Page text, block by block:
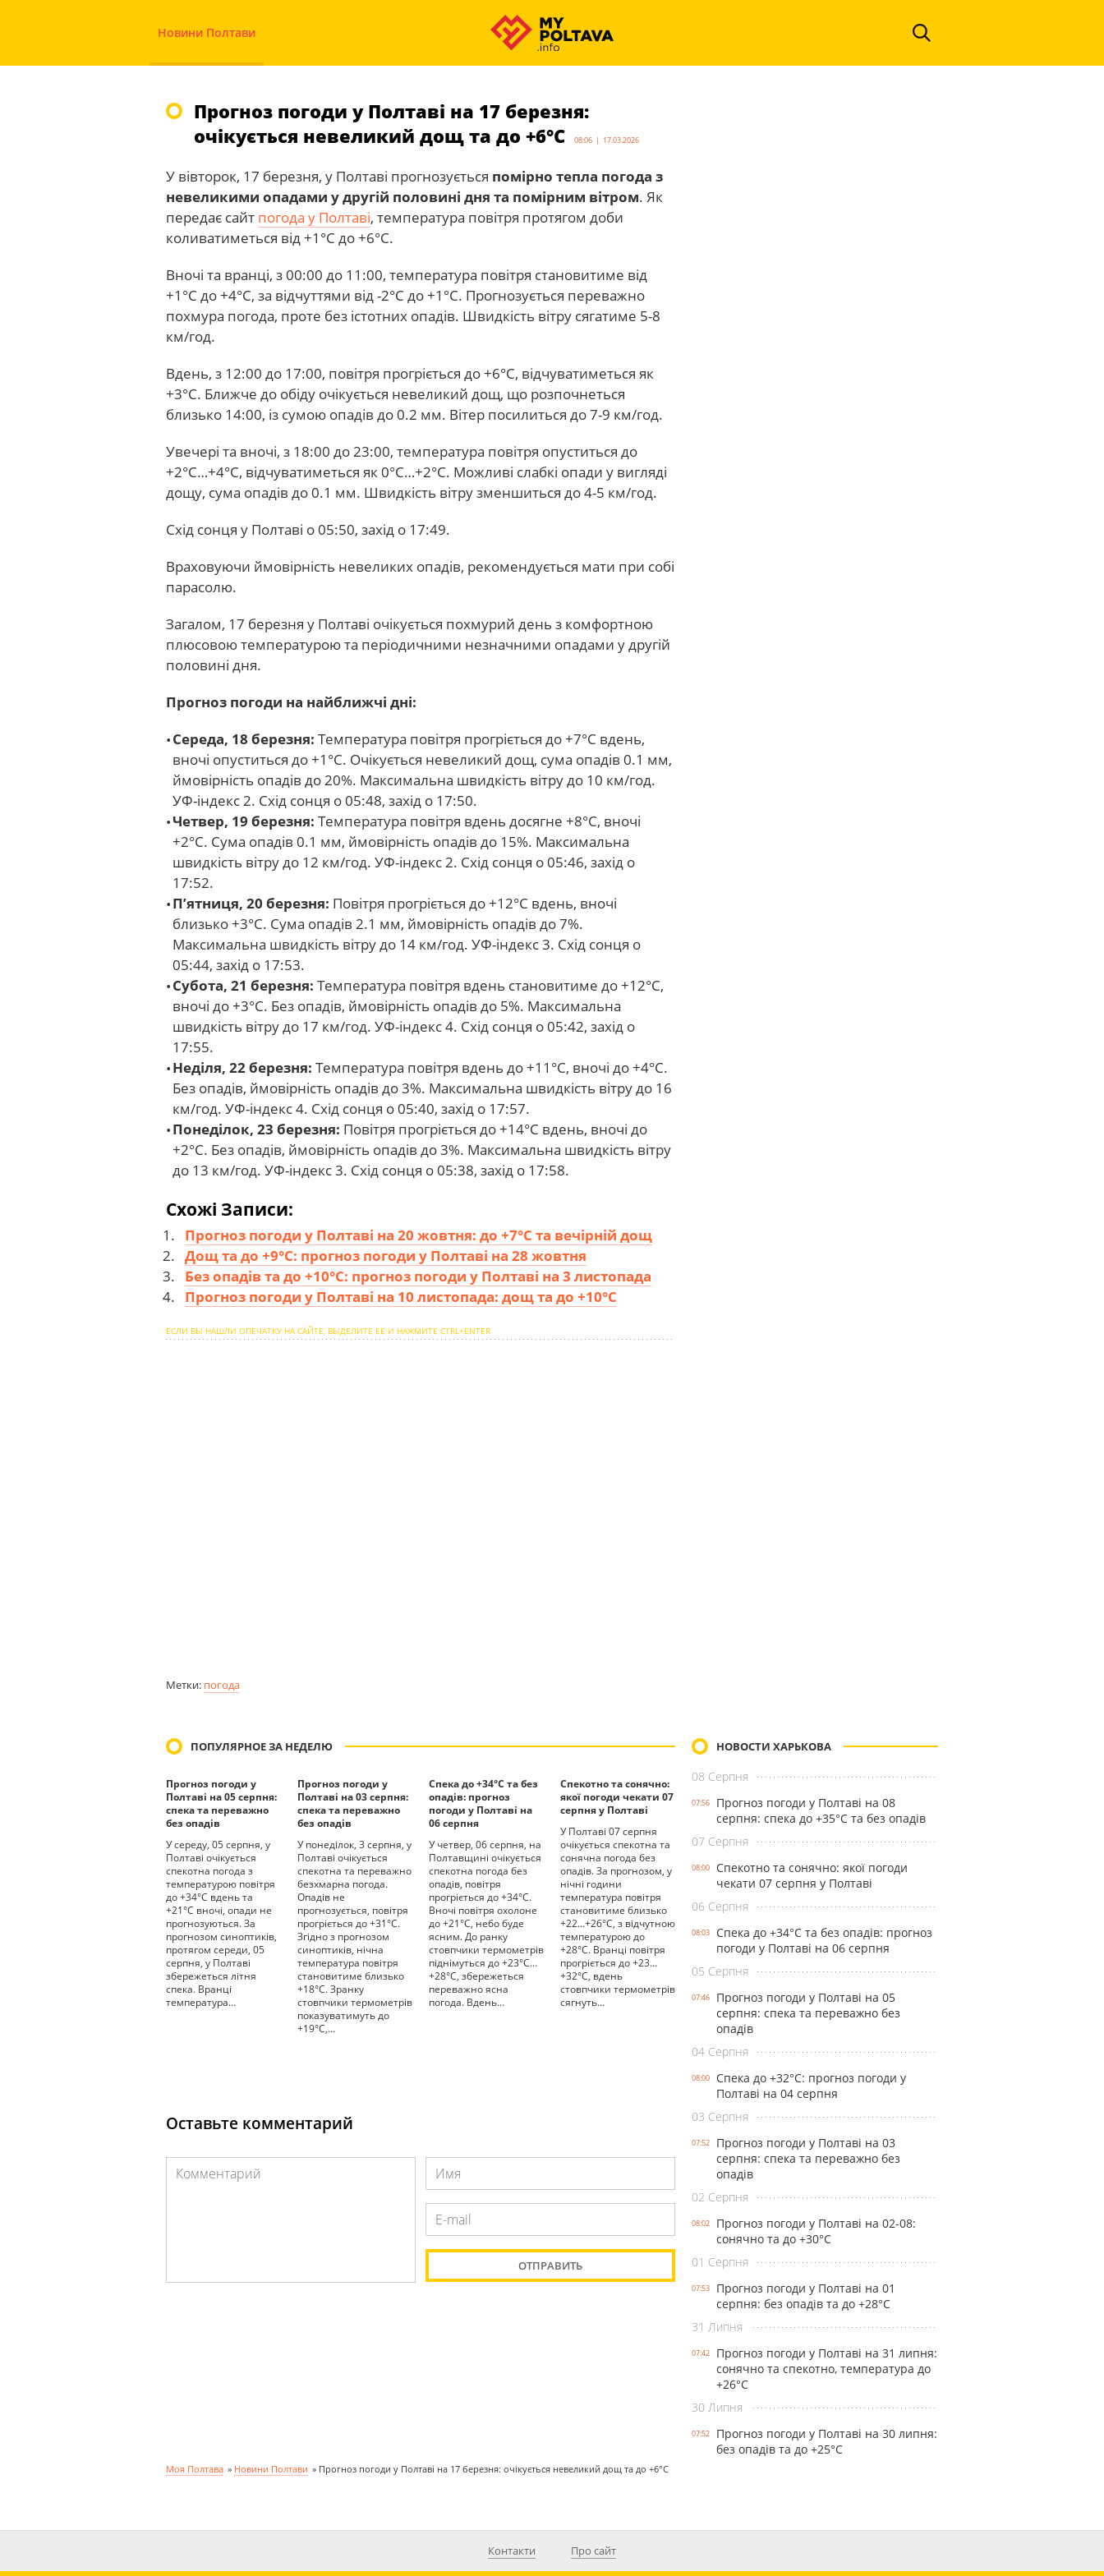
Новини Полтави
Прогноз погоди у Полтаві на 17 березня:
очікується невеликий дощ та до +6°С
08:06 | 17.03.2026
У вівторок, 17 березня, у Полтаві прогнозується помірно тепла погода з
невеликими опадами у другій половині дня та помірним вітром. Як
передає сайт погода у Полтаві, температура повітря протягом доби
коливатиметься від +1°С до +6°С.
Вночі та вранці, з 00:00 до 11:00, температура повітря становитиме від
+1°С до +4°С, за відчуттями від -2°С до +1°С. Прогнозується переважно
похмура погода, проте без істотних опадів. Швидкість вітру сягатиме 5-8
км/год.
Вдень, з 12:00 до 17:00, повітря прогріється до +6°С, відчуватиметься як
+3°С. Ближче до обіду очікується невеликий дощ, що розпочнеться
близько 14:00, із сумою опадів до 0.2 мм. Вітер посилиться до 7-9 км/год.
Увечері та вночі, з 18:00 до 23:00, температура повітря опуститься до
+2°С…+4°С, відчуватиметься як 0°С…+2°С. Можливі слабкі опади у вигляді
дощу, сума опадів до 0.1 мм. Швидкість вітру зменшиться до 4-5 км/год.
Схід сонця у Полтаві о 05:50, захід о 17:49.
Враховуючи ймовірність невеликих опадів, рекомендується мати при собі
парасолю.
Загалом, 17 березня у Полтаві очікується похмурий день з комфортною
плюсовою температурою та періодичними незначними опадами у другій
половині дня.
Прогноз погоди на найближчі дні:
Середа, 18 березня: Температура повітря прогріється до +7°C вдень,
вночі опуститься до +1°C. Очікується невеликий дощ, сума опадів 0.1 мм,
ймовірність опадів до 20%. Максимальна швидкість вітру до 10 км/год.
УФ-індекс 2. Схід сонця о 05:48, захід о 17:50.
Четвер, 19 березня: Температура повітря вдень досягне +8°C, вночі
+2°C. Сума опадів 0.1 мм, ймовірність опадів до 15%. Максимальна
швидкість вітру до 12 км/год. УФ-індекс 2. Схід сонця о 05:46, захід о
17:52.
П’ятниця, 20 березня: Повітря прогріється до +12°C вдень, вночі
близько +3°C. Сума опадів 2.1 мм, ймовірність опадів до 7%.
Максимальна швидкість вітру до 14 км/год. УФ-індекс 3. Схід сонця о
05:44, захід о 17:53.
Субота, 21 березня: Температура повітря вдень становитиме до +12°C,
вночі до +3°C. Без опадів, ймовірність опадів до 5%. Максимальна
швидкість вітру до 17 км/год. УФ-індекс 4. Схід сонця о 05:42, захід о
17:55.
Неділя, 22 березня: Температура повітря вдень до +11°C, вночі до +4°C.
Без опадів, ймовірність опадів до 3%. Максимальна швидкість вітру до 16
км/год. УФ-індекс 4. Схід сонця о 05:40, захід о 17:57.
Понеділок, 23 березня: Повітря прогріється до +14°C вдень, вночі до
+2°C. Без опадів, ймовірність опадів до 3%. Максимальна швидкість вітру
до 13 км/год. УФ-індекс 3. Схід сонця о 05:38, захід о 17:58.
Схожі Записи:
Прогноз погоди у Полтаві на 20 жовтня: до +7°С та вечірній дощ
Дощ та до +9°С: прогноз погоди у Полтаві на 28 жовтня
Без опадів та до +10°С: прогноз погоди у Полтаві на 3 листопада
Прогноз погоди у Полтаві на 10 листопада: дощ та до +10°С
ЕСЛИ ВЫ НАШЛИ ОПЕЧАТКУ НА САЙТЕ, ВЫДЕЛИТЕ ЕЕ И НАЖМИТЕ CTRL+ENTER
Метки: погода
ПОПУЛЯРНОЕ ЗА НЕДЕЛЮ
Прогноз погоди у
Полтаві на 05 серпня:
спека та переважно
без опадів
У середу, 05 серпня, у
Полтаві очікується
спекотна погода з
температурою повітря
до +34°С вдень та
+21°С вночі, опади не
прогнозуються. За
прогнозом синоптиків,
протягом середи, 05
серпня, у Полтаві
збережеться літня
спека. Вранці
температура…
Прогноз погоди у
Полтаві на 03 серпня:
спека та переважно
без опадів
У понеділок, 3 серпня, у
Полтаві очікується
спекотна та переважно
безхмарна погода.
Опадів не
прогнозується, повітря
прогріється до +31°С.
Згідно з прогнозом
синоптиків, нічна
температура повітря
становитиме близько
+18°С. Зранку
стовпчики термометрів
показуватимуть до
+19°С,…
Спека до +34°С та без
опадів: прогноз
погоди у Полтаві на
06 серпня
У четвер, 06 серпня, на
Полтавщині очікується
спекотна погода без
опадів, повітря
прогріється до +34°С.
Вночі повітря охолоне
до +21°С, небо буде
ясним. До ранку
стовпчики термометрів
піднімуться до +23°С…
+28°С, збережеться
переважно ясна
погода. Вдень…
Спекотно та сонячно:
якої погоди чекати 07
серпня у Полтаві
У Полтаві 07 серпня
очікується спекотна та
сонячна погода без
опадів. За прогнозом, у
нічні години
температура повітря
становитиме близько
+22…+26°C, з відчутною
температурою до
+28°C. Вранці повітря
прогріється до +23…
+32°C, вдень
стовпчики термометрів
сягнуть…
Оставьте комментарий
НОВОСТИ ХАРЬКОВА
08 Серпня
07:56
Прогноз погоди у Полтаві на 08
серпня: спека до +35°С та без опадів
07 Серпня
08:00
Спекотно та сонячно: якої погоди
чекати 07 серпня у Полтаві
06 Серпня
08:03
Спека до +34°С та без опадів: прогноз
погоди у Полтаві на 06 серпня
05 Серпня
07:46
Прогноз погоди у Полтаві на 05
серпня: спека та переважно без
опадів
04 Серпня
08:00
Спека до +32°С: прогноз погоди у
Полтаві на 04 серпня
03 Серпня
07:52
Прогноз погоди у Полтаві на 03
серпня: спека та переважно без
опадів
02 Серпня
08:02
Прогноз погоди у Полтаві на 02-08:
сонячно та до +30°С
01 Серпня
07:53
Прогноз погоди у Полтаві на 01
серпня: без опадів та до +28°С
31 Липня
07:42
Прогноз погоди у Полтаві на 31 липня:
сонячно та спекотно, температура до
+26°С
30 Липня
07:52
Прогноз погоди у Полтаві на 30 липня:
без опадів та до +25°С
Моя Полтава » Новини Полтави » Прогноз погоди у Полтаві на 17 березня: очікується невеликий дощ та до +6°С
Контакти Про сайт